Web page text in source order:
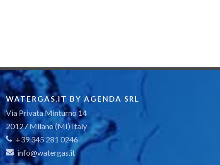
WATERGAS.IT BY AGENDA SRL
Via Privata Minturno 14
20127 Milano (MI) Italy
+39 345 281 0246
info@watergas.it